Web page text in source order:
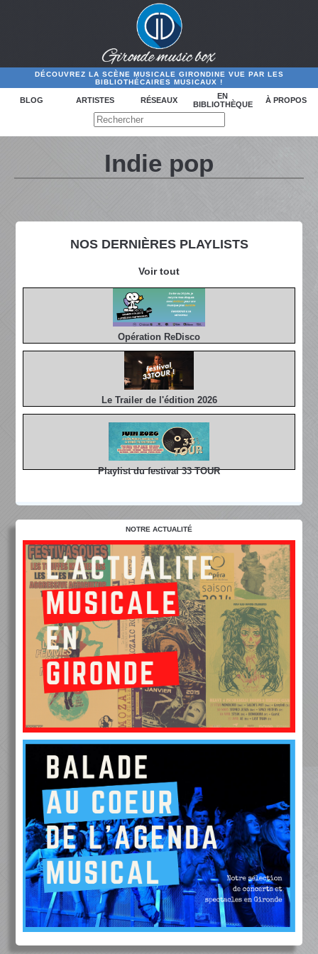
DÉCOUVREZ LA SCÈNE MUSICALE GIRONDINE VUE PAR LES
BIBLIOTHÉCAIRES MUSICAUX !
BLOG ARTISTES RÉSEAUX
EN
BIBLIOTHÈQUE
À PROPOS
NOS DERNIÈRES PLAYLISTS
Voir tout
Opération ReDisco
Le Trailer de l'édition 2026
Playlist du festival 33 TOUR
Indie pop
NOTRE ACTUALITÉ